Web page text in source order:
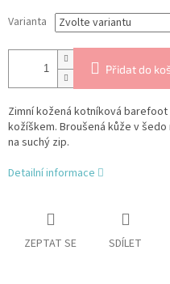
Varianta
Přidat do
Zimní kožená kotníková
kožíškem. Broušená kůže v
na suchý zip.
Detailní informace
ZEPTAT SE SDÍLET